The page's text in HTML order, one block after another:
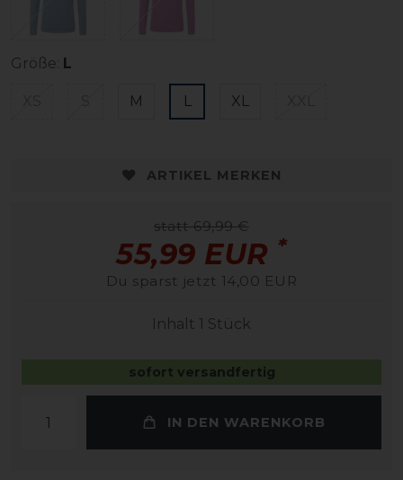
Größe: L
M L XL
ARTIKEL MERKEN
statt 69,99 €
55,99 EUR *
Du sparst jetzt 14,00 EUR
Inhalt 1 Stück
sofort versandfertig
IN DEN WARENKORB